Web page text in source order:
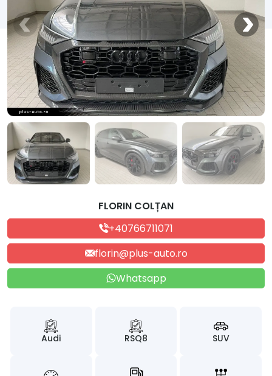
Despre Noi
Contact
FLORIN COLȚAN
+40766711071
florin@plus-auto.ro
Whatsapp
Audi RSQ8 SUV